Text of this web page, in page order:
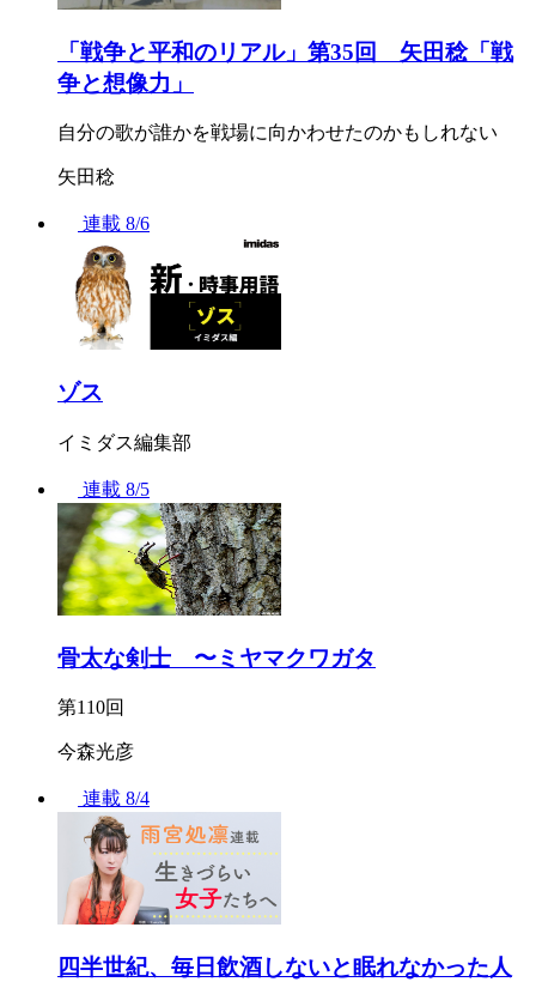
「戦争と平和のリアル」第35回 矢田稔「戦
争と想像力」
自分の歌が誰かを戦場に向かわせたのかもしれない
矢田稔
連載 8/6
ゾス
イミダス編集部
連載 8/5
骨太な剣士 〜ミヤマクワガタ
第110回
今森光彦
連載 8/4
四半世紀、毎日飲酒しないと眠れなかった人